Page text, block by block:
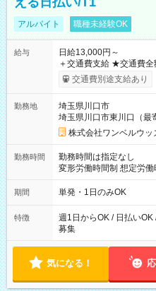
アルバイト 職種未経験OK
給与
日給13,000円～
＋交通費支給 ★交通費全額支給！ ┗案件により規定あり ★日払
いOK！（規定あり） ┗
ンビニATMから 日払い分を引き
交通費別途支給あり
勤務地
埼玉県川口市
埼玉県川口市東川口（最
株式会社ワンベルウッ
勤務時間
勤務時間は指定なし
変形労働時間制 想定労働時間160時間/
～21：00
期間 単発・1日のみOK
特徴
週1日からOK / 日払い
募集
気になる！